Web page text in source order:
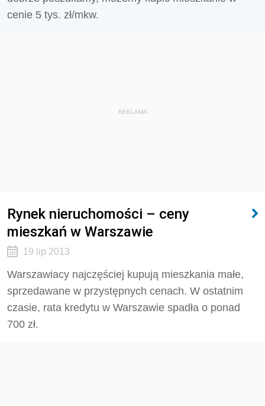
cenie 5 tys. zł/mkw.
REKLAMA
Rynek nieruchomości – ceny
mieszkań w Warszawie
19 lip 2013
Warszawiacy najczęściej kupują mieszkania małe,
sprzedawane w przystępnych cenach. W ostatnim
czasie, rata kredytu w Warszawie spadła o ponad
700 zł.